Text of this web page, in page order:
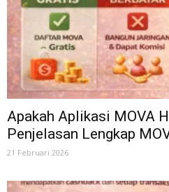
Apakah Aplikasi MOVA
Penjelasan Lengkap
21 Februari 2026